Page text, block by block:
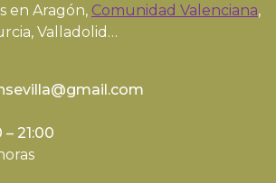
en Aragón, Comunidad Valenciana,
Valladolid…
21:00